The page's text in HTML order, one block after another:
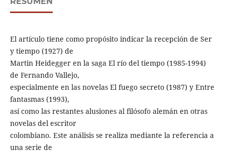
El artículo tiene como propósito indicar la recepción de Ser
y tiempo (1927) de
Martin Heidegger en la saga El río del tiempo (1985-1994)
de Fernando Vallejo,
especialmente en las novelas El fuego secreto (1987) y Entre
fantasmas (1993),
así como las restantes alusiones al filósofo alemán en otras
novelas del escritor
colombiano. Este análisis se realiza mediante la referencia a
una serie de